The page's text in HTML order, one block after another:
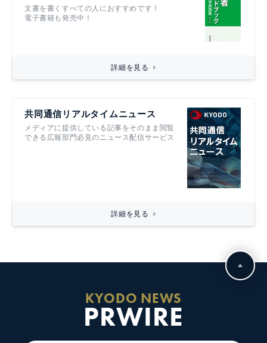
文書を書くすべての人におすすめです！
電子書籍も発売中！
詳細を見る
共同通信リアルタイムニュース
メディアに提供している記事をそのまま閲覧
できる広報部門必見のニュース配信サービス
詳細を見る
KYODO NEWS
PRWIRE